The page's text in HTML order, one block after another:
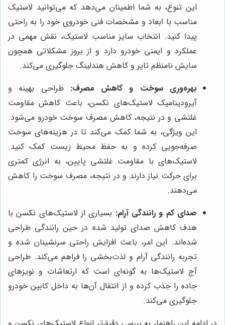
این تنوع، به شما اطمینان می‌دهد که می‌توانید لاستیک
مناسب با ابعاد و مشخصات فنی خودروی خود را به راحتی
پیدا کنید. انتخاب سایز مناسب لاستیک، نقش مهمی در
عملکرد و ایمنی خودرو دارد و از بروز مشکلاتی همچون
سایش نامنظم تایر و کاهش هندلینگ جلوگیری می‌کند.
بهره‌وری سوخت و کاهش مصرف: طراحی بهینه و
آیرودینامیک لاستیک‌های نکسن، باعث کاهش مقاومت
غلتشی و در نتیجه، کاهش مصرف سوخت خودرو می‌شود.
این ویژگی، به شما کمک می‌کند تا در هزینه‌های سوخت
صرفه‌جویی کرده و به حفظ محیط زیست کمک کنید.
لاستیک‌های با مقاومت غلتشی پایین، به انرژی کمتری
برای حرکت نیاز دارند و در نتیجه، مصرف سوخت را کاهش
می‌دهند.
صدای کم و رانندگی آرام: بسیاری از لاستیک‌های نکسن با
هدف کاهش صدای تولید شده در حین رانندگی طراحی
شده‌اند. این امر، باعث افزایش راحتی سرنشینان شده و
تجربه رانندگی آرام و لذت‌بخشی را فراهم می‌کند. طراحی
آج لاستیک‌ها به گونه‌ای است که ارتعاشات و نویزهای
جاده را جذب کرده و از انتقال آن‌ها به داخل کابین خودرو
جلوگیری می‌کند.